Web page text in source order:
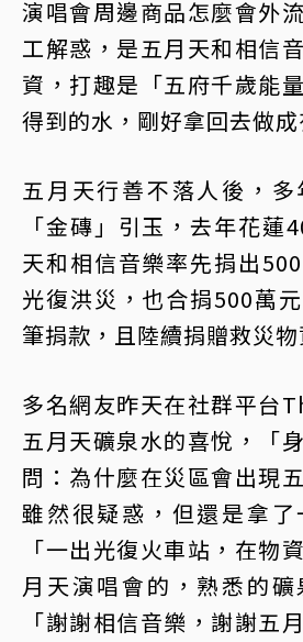
演唱會周邊商品怎麼會外
工解惑，是五月天和相信
資，打趣是「五府千歲能
得到的水，剛好拿回去做成
五月天行善不落人後，
「金磚」引玉，去年花蓮
天和相信音樂率先捐出
光復洪災，也合捐500萬
筆捐款，且陸續捐贈救災物
多名網友昨天在社群平台
五月天礦泉水的喜悅，「
問：為什麼在災區會出現
雖然很疑惑，但還是拿了
「一出光復火車站，在物
月天演唱會的，熟悉的礦
「謝謝相信音樂，謝謝五